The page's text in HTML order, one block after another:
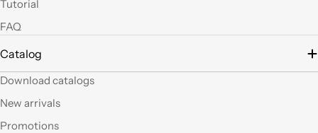
visitare il nuovo
Tutorial
FAQ
Catalog
Download catalogs
New arrivals
Promotions